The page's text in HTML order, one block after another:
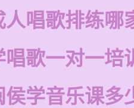
人唱歌排练哪
唱歌一对一培
侯学音乐课多